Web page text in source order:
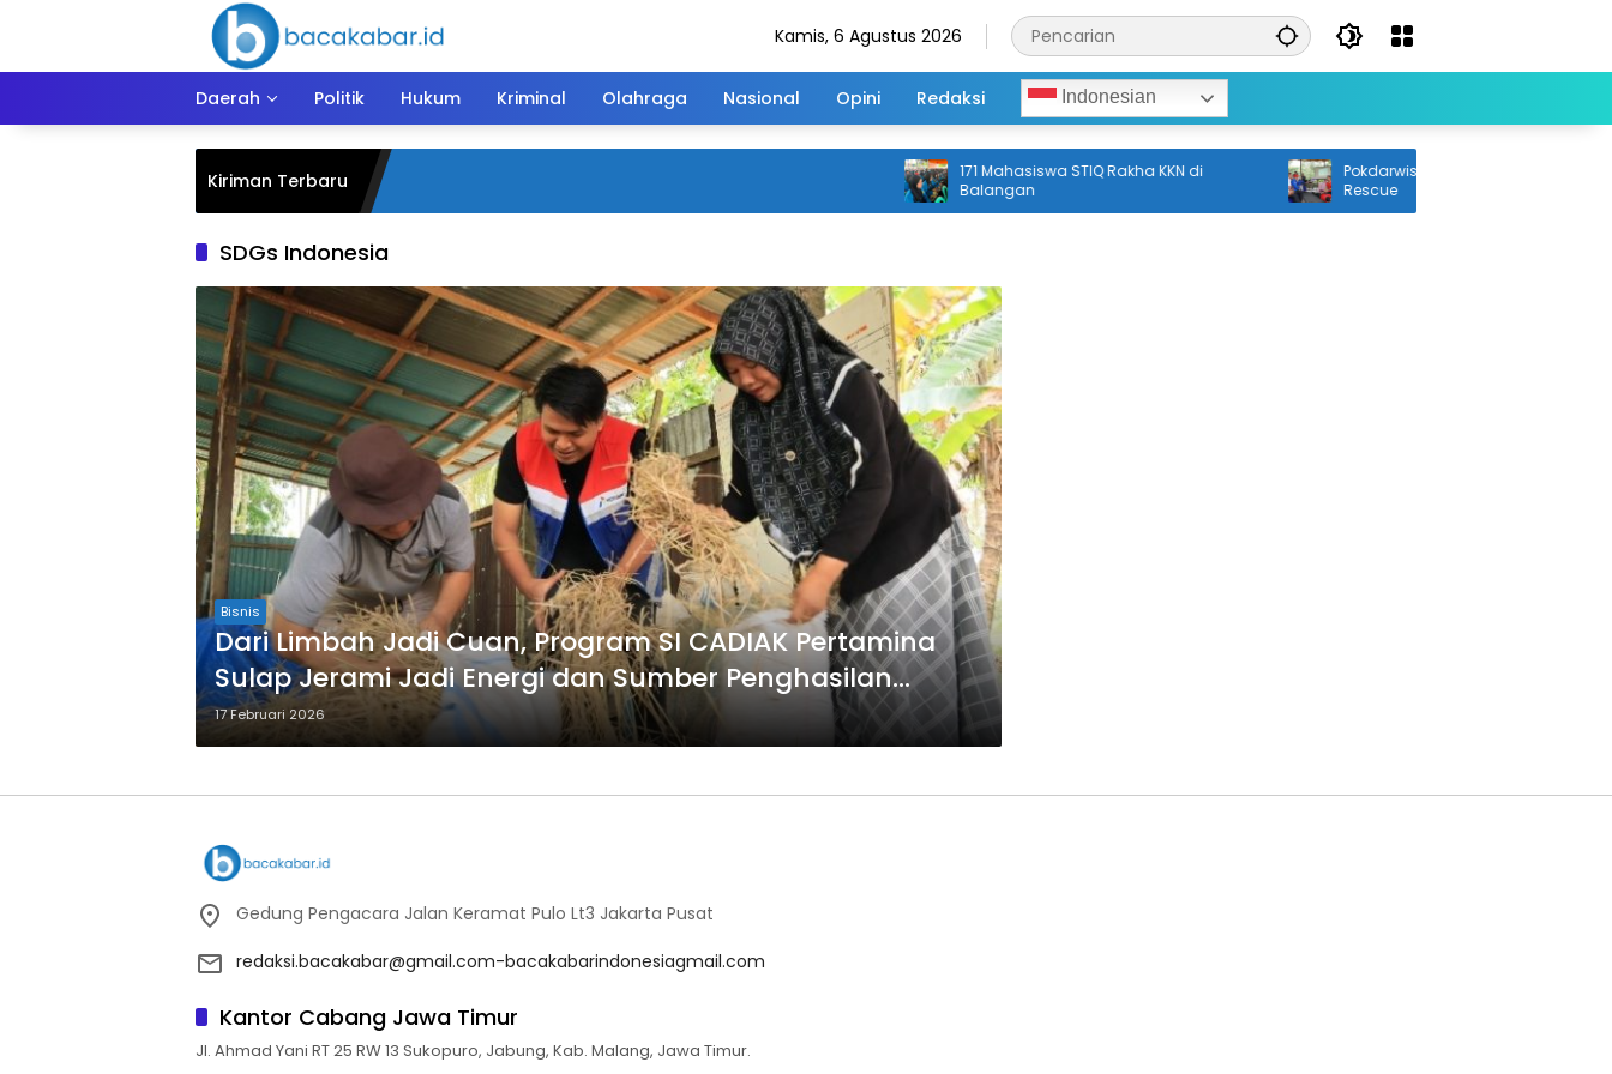
Kamis, 6 Agustus 2026
Daerah Politik Hukum Kriminal Olahraga Nasional Opini Redaksi Indonesian
Kiriman Terbaru
171 Mahasiswa STIQ Rakha KKN di
Balangan
Pokdarwis Balangan Ikuti Pelatihan
Rescue
SDGs Indonesia
Bisnis
Dari Limbah Jadi Cuan, Program SI CADIAK Pertamina
Sulap Jerami Jadi Energi dan Sumber Penghasilan
Warga
17 Februari 2026
Gedung Pengacara Jalan Keramat Pulo Lt3 Jakarta Pusat
redaksi.bacakabar@gmail.com-bacakabarindonesiagmail.com
Kantor Cabang Jawa Timur
Jl. Ahmad Yani RT 25 RW 13 Sukopuro, Jabung, Kab. Malang, Jawa Timur.